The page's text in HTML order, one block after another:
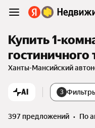
Купить 1-
гостиничного
Ханты-Мансийский
AI 3
397 предложений •
по